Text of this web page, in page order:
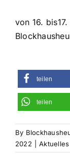
von 16.
teilen
teilen
By
2022
Aktuelles